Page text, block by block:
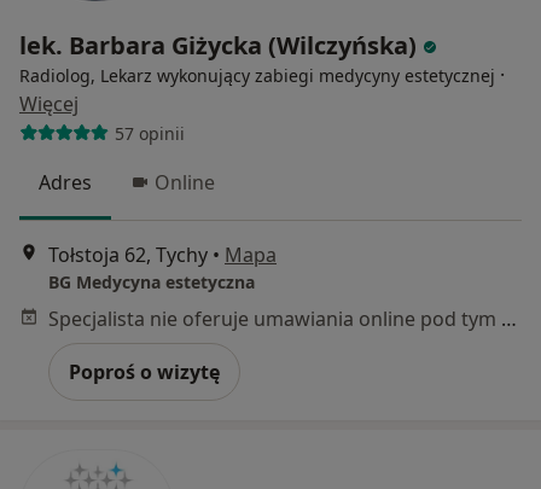
lek. Barbara Giżycka (Wilczyńska)
Radiolog, Lekarz wykonujący zabiegi medycyny estetycznej ·
Więcej
57 opinii
Adres Online
Tołstoja 62, Tychy • Mapa
BG Medycyna estetyczna
Specjalista nie oferuje umawiania online pod tym adresem.
Poproś o wizytę